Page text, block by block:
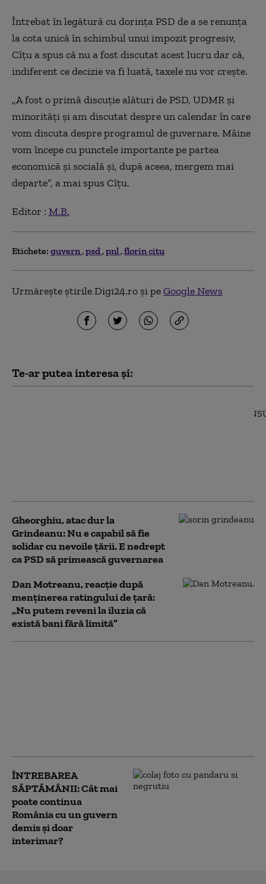
Întrebat în legătură cu dorința PSD de a se renunța
la cota unică în schimbul unui impozit progresiv,
Cîțu a spus că nu a fost discutat acest lucru dar că,
indiferent ce decizie va fi luată, taxele nu vor crește.
„A fost o primă discuţie alături de PSD, UDMR şi
minorităţi şi am discutat despre un calendar în care
vom discuta despre programul de guvernare. Mâine
vom începe cu punctele importante pe partea
economică şi socială şi, după aceea, mergem mai
departe”, a mai spus Cîţu.
Editor : M.B.
Etichete: guvern psd pnl florin citu
Urmărește știrile Digi24.ro și peGoogle News
Te-ar putea interesa și:
Gheorghiu, atac dur la
Grindeanu: Nu e capabil să fie
solidar cu nevoile țării. E nedrept
ca PSD să primească guvernarea
Dan Motreanu, reacție după
menținerea ratingului de țară:
„Nu putem reveni la iluzia că
există bani fără limită”
ÎNTREBAREA
SĂPTĂMÂNII: Cât mai
poate continua
România cu un guvern
demis și doar
interimar?